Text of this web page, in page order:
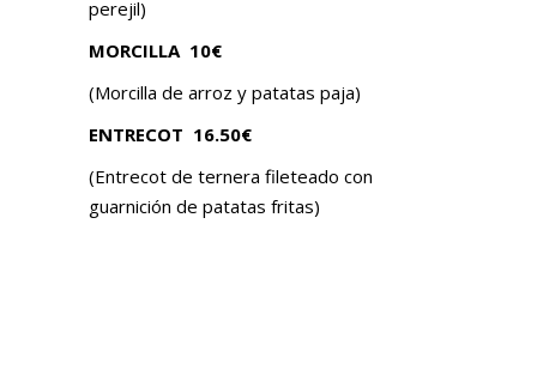
perejil)
MORCILLA 10€
(Morcilla de arroz y patatas paja)
ENTRECOT 16.50€
(Entrecot de ternera fileteado con
guarnición de patatas fritas)